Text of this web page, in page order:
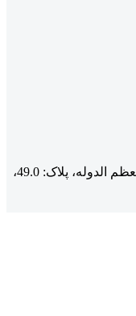
تهران، محله: بازار، کوچه آهنگران، کوچه معظم الدوله، پلاک: 49.0،